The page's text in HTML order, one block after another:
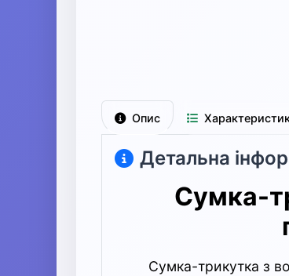
Опис
Детальна
Сумка-
Сумка-трикутка з